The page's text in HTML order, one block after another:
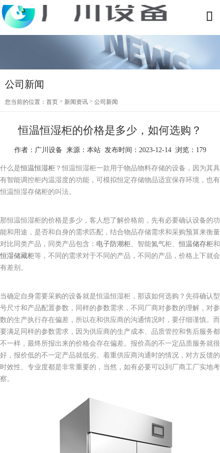
公司新闻
您当前的位置： 首页 > 新闻资讯 > 公司新闻
恒温恒湿柜的价格是多少，如何选购？
作者：广川设备 来源：本站 发布时间：2023-12-14 浏览：179
什么是恒温恒湿柜 ？恒温恒湿柜一款用于物品物料存储的设备，因为其具
有智能调控柜内温湿度的功能，可模拟恒定存储物品适宜保存环境，也有
恒温恒湿存储柜的叫法。
那恒温恒湿柜的价格是多少，客人想了解价格前，先有必要确认设备的功
能和用途，是否和自身的需求匹配，结合物品存储需求和采购预算来衡量
对比同类产品，同类产品包含： 电子防潮柜 、智能氮气柜、恒温储存柜和
恒湿储藏柜等，不同的需求对于不同的产品，不同的产品，价格上下就会
有差别。
当确定自身需要采购的设备就是恒温恒湿柜，那该如何选购？先得确认型
号尺寸和产品配置参数，同样的参数需求，不同厂商对参数的理解，对参
数的生产执行存在偏差，所以在和供应商的沟通情况时，要仔细谨慎。而
要满足同样的参数需求，因为供应商的生产成本、品质管控和售后服务都
不一样，最终所报出来的价格会存在偏差。报价高的不一定品质服务就很
好，报价低的不一定产品就低劣。着重供应商沟通时的情况，对方反馈的
时效性、专业度都是非常重要的，当然，如有必要可以到厂商工厂实地考
察。